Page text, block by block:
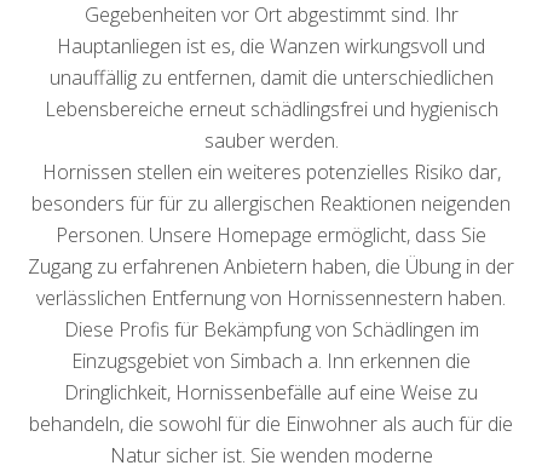
Gegebenheiten vor Ort abgestimmt sind. Ihr
Hauptanliegen ist es, die Wanzen wirkungsvoll und
unauffällig zu entfernen, damit die unterschiedlichen
Lebensbereiche erneut schädlingsfrei und hygienisch
sauber werden.
Hornissen stellen ein weiteres potenzielles Risiko dar,
besonders für für zu allergischen Reaktionen neigenden
Personen. Unsere Homepage ermöglicht, dass Sie
Zugang zu erfahrenen Anbietern haben, die Übung in der
verlässlichen Entfernung von Hornissennestern haben.
Diese Profis für Bekämpfung von Schädlingen im
Einzugsgebiet von Simbach a. Inn erkennen die
Dringlichkeit, Hornissenbefälle auf eine Weise zu
behandeln, die sowohl für die Einwohner als auch für die
Natur sicher ist. Sie wenden moderne